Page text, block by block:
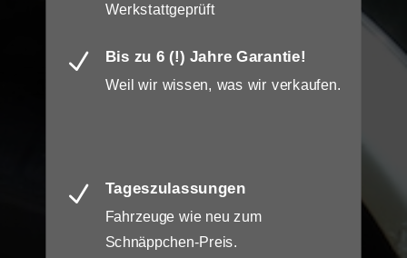
Werkstattgeprüft
N Bis zu 6 (!) Jahre Garantie!
Weil wir wissen, was wir verkaufen.
N Tageszulassungen
Fahrzeuge wie neu zum
Schnäppchen-Preis.